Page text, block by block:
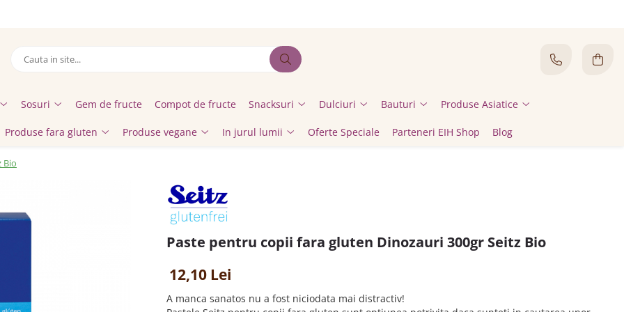
Sosuri Gem de fructe Compot de fructe Snacksuri Dulciuri Bauturi Produse Asiatice
Produse fara gluten Produse vegane In jurul lumii Oferte Speciale Parteneri EIH Shop Blog
Bio
Paste pentru copii fara gluten Dinozauri 300gr Seitz Bio
12,10 Lei
A manca sanatos nu a fost niciodata mai distractiv!